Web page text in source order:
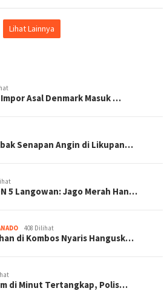
Lihat Lainnya
Asal Denmark Masuk …
Senapan Angin di Likupan…
5 Langowan: Jago Merah Han…
408 Dilihat
di Kombos Nyaris Hangusk…
di Minut Tertangkap, Polis…